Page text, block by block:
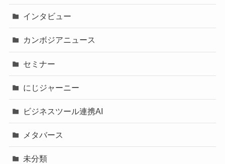
インタビュー
カンボジアニュース
セミナー
にじジャーニー
ビジネスツール連携AI
メタバース
未分類